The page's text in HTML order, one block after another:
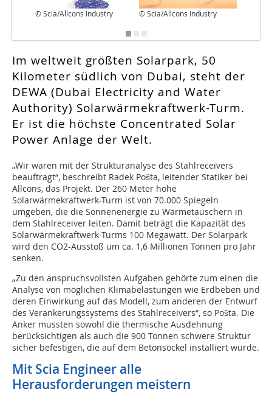
© Scia/Allcons Industry © Scia/Allcons Industry
Im weltweit größten Solarpark, 50
Kilometer südlich von Dubai, steht der
DEWA (Dubai Electricity and Water
Authority) Solarwärmekraftwerk-Turm.
Er ist die höchste Concentrated Solar
Power Anlage der Welt.
„Wir waren mit der Strukturanalyse des Stahlreceivers
beauftragt“, beschreibt Radek Pošta, leitender Statiker bei
Allcons, das Projekt. Der 260 Meter hohe
Solarwärmekraftwerk-Turm ist von 70.000 Spiegeln
umgeben, die die Sonnenenergie zu Wärmetauschern in
dem Stahlreceiver leiten. Damit beträgt die Kapazität des
Solarwärmekraftwerk-Turms 100 Megawatt. Der Solarpark
wird den CO2-Ausstoß um ca. 1,6 Millionen Tonnen pro Jahr
senken.
„Zu den anspruchsvollsten Aufgaben gehörte zum einen die
Analyse von möglichen Klimabelastungen wie Erdbeben und
deren Einwirkung auf das Modell, zum anderen der Entwurf
des Verankerungssystems des Stahlreceivers“, so Pošta. Die
Anker mussten sowohl die thermische Ausdehnung
berücksichtigen als auch die 900 Tonnen schwere Struktur
sicher befestigen, die auf dem Betonsockel installiert wurde.
Mit Scia Engineer alle
Herausforderungen meistern